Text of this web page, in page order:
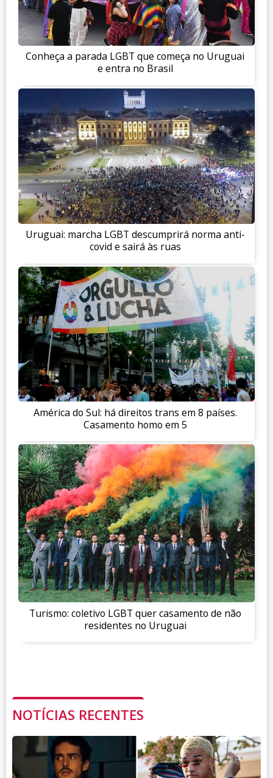
Conheça a parada LGBT que começa no Uruguai
e entra no Brasil
Uruguai: marcha LGBT descumprirá norma anti-
covid e sairá às ruas
América do Sul: há direitos trans em 8 países.
Casamento homo em 5
Turismo: coletivo LGBT quer casamento de não
residentes no Uruguai
NOTÍCIAS RECENTES